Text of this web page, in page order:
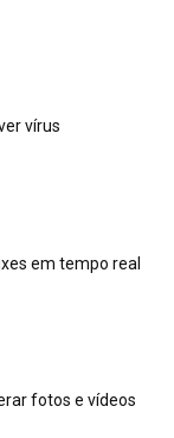
vírus
em tempo real
fotos e vídeos